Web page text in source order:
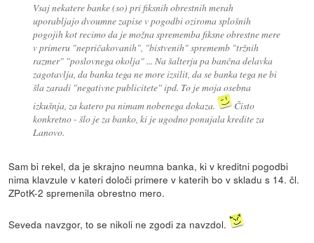
Vsaj nekatere banke (so) pri fiksnih obrestnih merah
uporabljajo dvoumne zapise v pogodbi oziroma splošnih
pogojih kot recimo da je možna sprememba fiksne obrestne mere
v primeru "nepričakovanih", "bistvenih" sprememb "tržnih
razmer" "poslovnega okolja" ... Na šalterju pa bančna delavka
zagotavlja, da banka tega ne more izsilit, da se banka tega ne bi
šla zaradi "negativne publicitete" ipd. To je moja osebna
izkušnja, za katero pa nimam nobenega dokaza.
Čisto
konkretno - šlo je za banko, ki je ugodno ponujala kredite za
Lanovo.
Sam bi rekel, da je skrajno neumna banka, ki v kreditni pogodbi
nima klavzule v kateri določi primere v katerih bo v skladu s 14. čl.
ZPotK-2 spremenila obrestno mero.
Seveda navzgor, to se nikoli ne zgodi za navzdol.